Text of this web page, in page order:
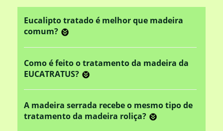
Eucalipto tratado é melhor que madeira
comum?
Como é feito o tratamento da madeira da
EUCATRATUS?
A madeira serrada recebe o mesmo tipo de
tratamento da madeira roliça?